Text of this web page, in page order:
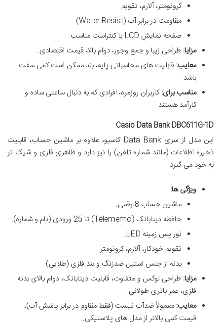
کرونومتر، آلارم، تقویم.
مقاومت در برابر آب (Water Resist).
صفحه نمایش LCD با کنتراست مناسب.
مزایا: طراحی زیبا و جمع وجور، دوام بالا، قیمت اقتصادی.
معایب: قابلیت های محاسباتی پایه، بند ممکن است کمی سفت
باشد.
مناسب برای:کاربران روزمره، افرادی که به دنبال ساعتی ساده و
کارآمد هستند.
Casio Data Bank DBC611G-1D
این مدل از سری Data Bank کاسیو، علاوه بر ماشین حساب، قابلیت
ذخیره اطلاعات (مانند شماره تلفن) را نیز دارد و ظاهری فلزی و شیک تر
به خود می گیرد.
ویژگی ها:
ماشین حساب 8 رقمی.
حافظه دیتابانک (Telememo) تا 25 ورودی (نام و شماره).
نور پس زمینه LED.
تقویم خودکار، آلارم، کرونومتر.
بدنه از جنس استیل ضدزنگ و بند فلزی (طلایی).
مزایا: طراحی لوکس و متفاوت، قابلیت دیتابانک، دوام بالای بدنه
فلزی، عمر باتری طولانی.
معایب: معمولاً ضدآب نیست (فقط مقاوم در برابر پاشش آب)،
قیمت کمی بالاتر از مدل های پلاستیکی.